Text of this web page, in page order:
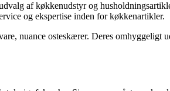
af køkkenudstyr og
og ekspertise inden for køkkenartikler.
nuance osteskærer. Deres